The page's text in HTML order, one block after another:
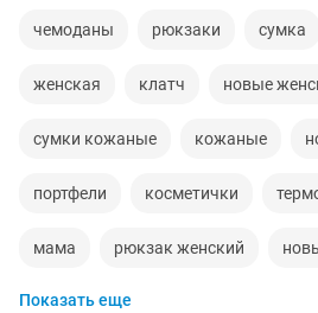
чемоданы рюкзаки сумка
женская клатч новые
сумки кожаные кожаные
портфели косметички
мама рюкзак женский
натуральная кожа
Показать еще